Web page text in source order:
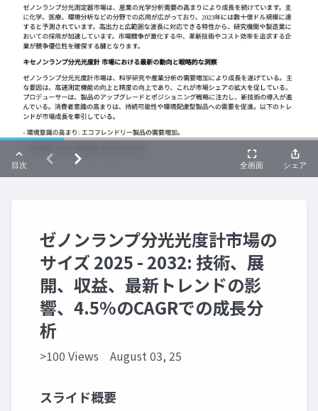
ゼノンランプ分光光度計市場の
サイズ 2025 - 2032: 技術、展
開、収益、最新トレンドの影
響、4.5%のCAGRでの成長分
析
>100 Views August 03, 25
スライド概要